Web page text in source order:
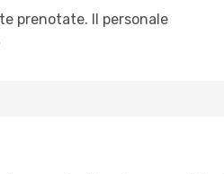
prenotate. Il personale